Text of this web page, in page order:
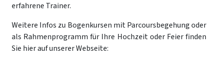
erfahrene Trainer.
Weitere Infos zu Bogenkursen mit Parcoursbegehung oder
als Rahmenprogramm für Ihre Hochzeit oder Feier finden
Sie hier auf unserer Webseite: